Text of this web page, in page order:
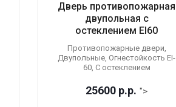
Дверь противопожарная
двупольная с
остеклением EI60
Противопожарные двери,
Двупольные, Огнестойкость EI-
60, С остеклением
25600 р.р. ">